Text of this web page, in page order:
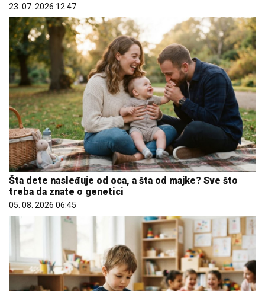
23. 07. 2026 12:47
Šta dete nasleđuje od oca, a šta od majke? Sve što
treba da znate o genetici
05. 08. 2026 06:45